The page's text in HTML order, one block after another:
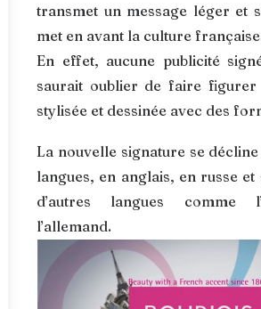
transmet un message léger et
met en avant la culture
En effet, aucune publicité
saurait oublier de faire
stylisée et dessinée avec des
La nouvelle signature se
langues, en anglais, en russe et
d’autres langues comme
l’allemand.